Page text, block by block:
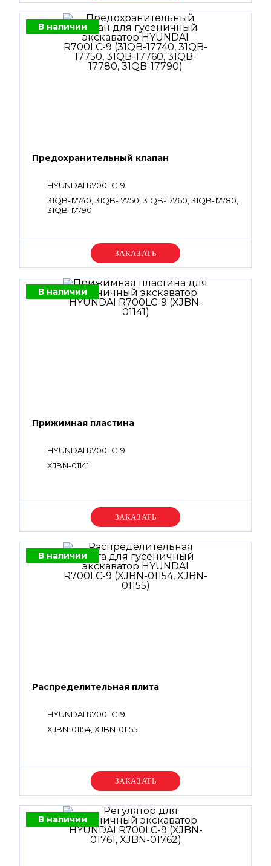
В наличии
Предохранительный клапан
HYUNDAI R700LC-9
31QB-17740, 31QB-17750, 31QB-17760, 31QB-17780,
31QB-17790
Уточняйте цену
В наличии
Прижимная пластина
HYUNDAI R700LC-9
XJBN-01141
Уточняйте цену
В наличии
Распределительная плита
HYUNDAI R700LC-9
XJBN-01154, XJBN-01155
Уточняйте цену
В наличии